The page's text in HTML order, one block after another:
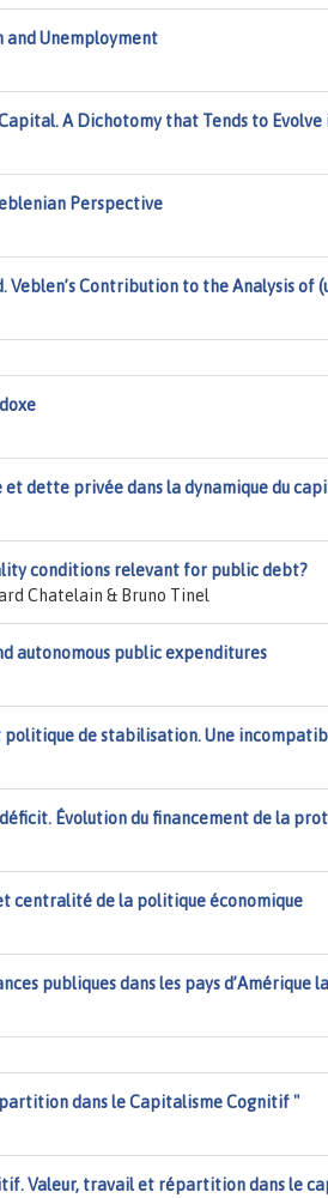
and Unemployment
A Dichotomy that Tends to
Perspective
Veblen’s Contribution to the Analysis of
dette privée dans la dynamique du
conditions relevant for public debt?
Chatelain & Bruno Tinel
autonomous public expenditures
de stabilisation. Une
Évolution du financement de la
centralité de la politique économique
publiques dans les pays d’Amérique
dans le Capitalisme Cognitif "
Valeur, travail et répartition dans le